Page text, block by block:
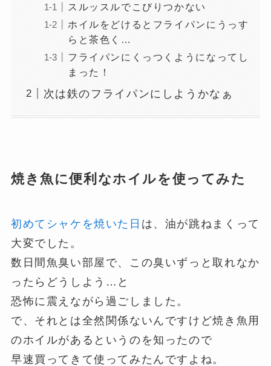
スルッスルでこびりつかない
ホイルをどけるとフライパンにうっす
らと茶色く…
フライパンにくっつくようになってし
まった！
次は鉄のフライパンにしようかなぁ
焼き魚に便利なホイルを使ってみた
初めてシャケを焼いた日 は、油が跳ねまくって
大変でした。
数日間魚臭い部屋で、この臭いずっと取れなか
ったらどうしよう…と
恐怖に震えながら過ごしました。
で、それとは全然関係ないんですけど焼き魚用
のホイルがあるというのを知ったので
早速買ってきて使ってみたんですよね。